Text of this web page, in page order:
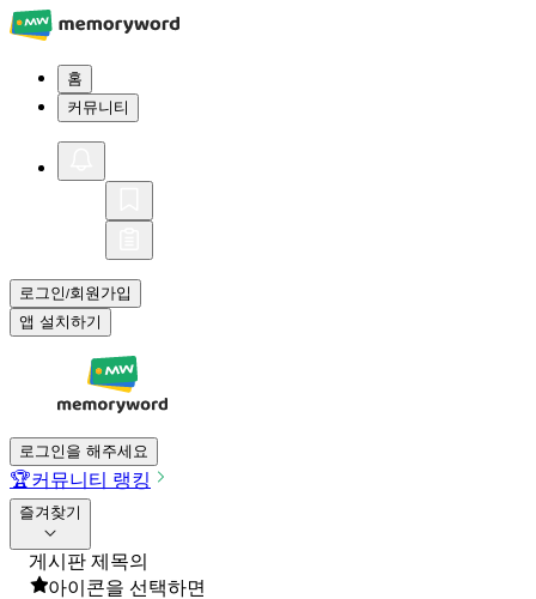
홈
커뮤니티
로그인/회원가입
앱 설치하기
로그인을 해주세요
🏆커뮤니티 랭킹
즐겨찾기
게시판 제목의
아이콘을 선택하면